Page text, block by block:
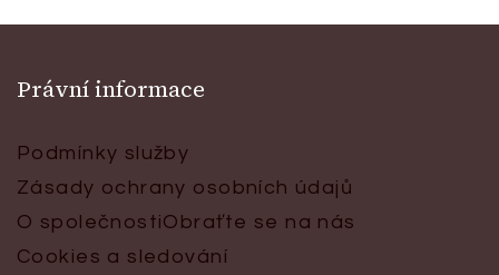
Právní informace
Podmínky služby
Zásady ochrany osobních údajů
O společnostiObraťte se na nás
Cookies a sledování